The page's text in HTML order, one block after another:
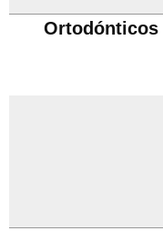
Ortodónticos